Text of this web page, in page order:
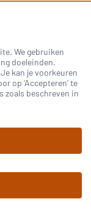
Artikelen
We gebruiken
doeleinden.
kan je voorkeuren
op ‘Accepteren’ te
zoals beschreven in